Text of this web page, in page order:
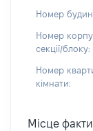
Номер
Номер
секції/блоку:
Номер
кімнати:
Місце